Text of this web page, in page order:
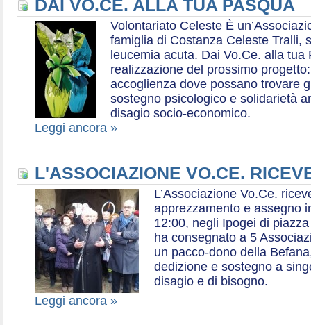
DAI VO.CE. ALLA TUA PASQUA
Volontariato Celeste È
famiglia di Costanza Celeste Tralli,
leucemia acuta. Dai Vo.Ce. alla tua
realizzazione del prossimo
accoglienza dove possano trovare
sostegno psicologico e solidarietà
disagio socio-economico.
Leggi ancora »
L'ASSOCIAZIONE VO.CE.
L’Associazione Vo.Ce.
apprezzamento e assegno
12:00, negli Ipogei di
ha consegnato a 5
un pacco-dono della
dedizione e sostegno a
disagio e di bisogno.
Leggi ancora »